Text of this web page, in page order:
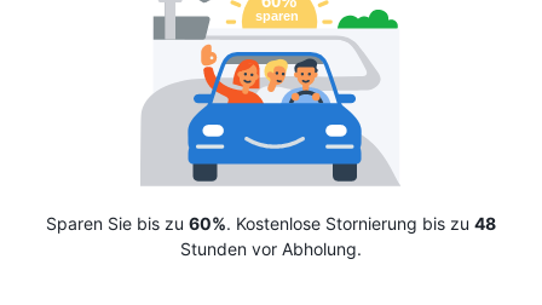
Sparen Sie bis zu 60%. Kostenlose Stornierung bis zu 48
Stunden vor Abholung.